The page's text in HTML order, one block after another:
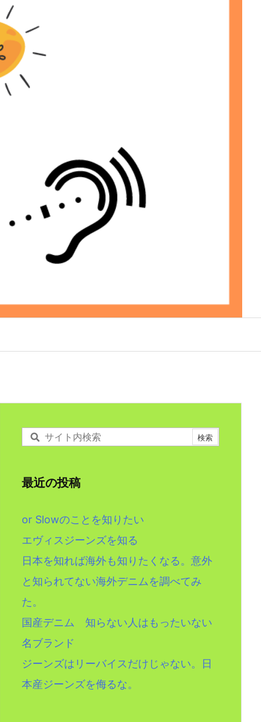
最近の投稿
or Slowのことを知りたい
エヴィスジーンズを知る
日本を知れば海外も知りたくなる。意外
と知られてない海外デニムを調べてみ
た。
国産デニム 知らない人はもったいない
名ブランド
ジーンズはリーバイスだけじゃない。日
本産ジーンズを侮るな。